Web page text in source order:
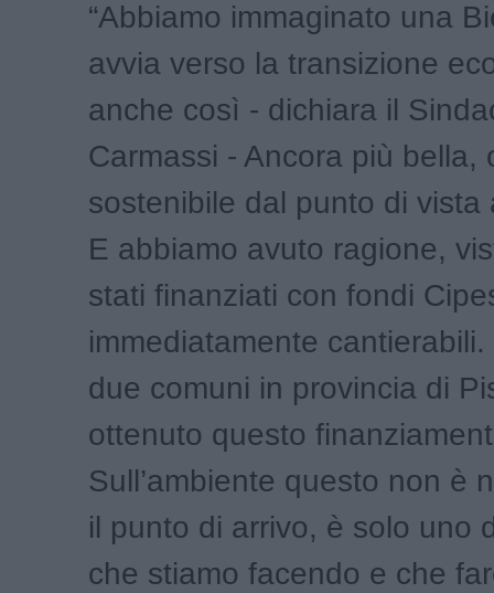
“Abbiamo immaginato una
avvia verso la transizione
anche così - dichiara il
Carmassi - Ancora più bella,
sostenibile dal punto di vista
E abbiamo avuto ragione,
stati finanziati con fondi
immediatamente
due comuni in provincia di
ottenuto questo
Sull’ambiente questo non è
il punto di arrivo, è solo uno
che stiamo facendo e che